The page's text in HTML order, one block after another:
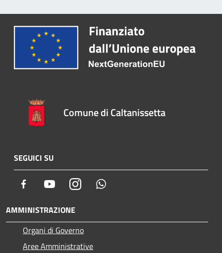
Comune di Caltanissetta
SEGUICI SU
Facebook YoutubeInstagram
AMMINISTRAZIONE
Organi di Governo
Aree Amministrative